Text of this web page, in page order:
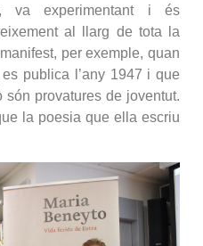
va experimentant i és
al llarg de tota la
per exemple, quan
publica l’any 1947 i que
provatures de joventut.
la poesia que ella escriu